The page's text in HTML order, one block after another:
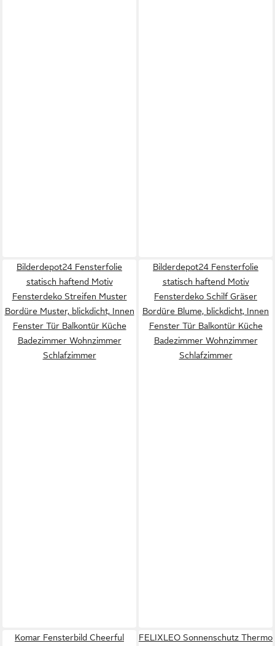
Bilderdepot24 Fensterfolie
statisch haftend Motiv
Fensterdeko Streifen Muster
Bordüre Muster, blickdicht, Innen
Fenster Tür Balkontür Küche
Badezimmer Wohnzimmer
Schlafzimmer
Bilderdepot24 Fensterfolie
statisch haftend Motiv
Fensterdeko Schilf Gräser
Bordüre Blume, blickdicht, Innen
Fenster Tür Balkontür Küche
Badezimmer Wohnzimmer
Schlafzimmer
Komar Fensterbild Cheerful
FELIXLEO Sonnenschutz Thermo